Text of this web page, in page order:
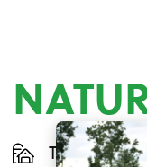
Taiskirchen